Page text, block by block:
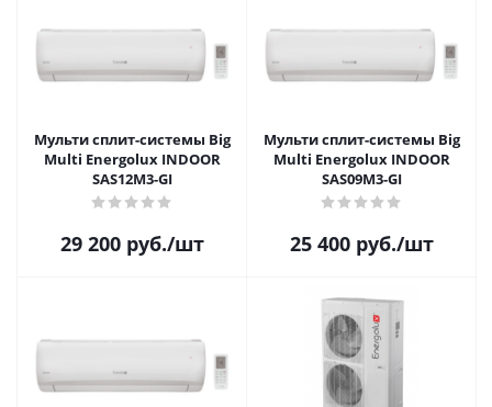
Мульти сплит-системы Big
Multi Energolux INDOOR
SAS12M3-GI
29 200руб./шт
Мульти сплит-системы Big
Multi Energolux INDOOR
SAS09M3-GI
25 400руб./шт